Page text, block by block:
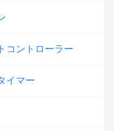
コントローラー
イマー